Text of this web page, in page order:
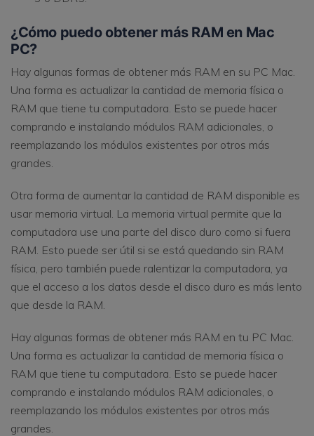
¿Cómo puedo obtener más RAM en Mac
PC?
Hay algunas formas de obtener más RAM en su PC Mac.
Una forma es actualizar la cantidad de memoria física o
RAM que tiene tu computadora. Esto se puede hacer
comprando e instalando módulos RAM adicionales, o
reemplazando los módulos existentes por otros más
grandes.
Otra forma de aumentar la cantidad de RAM disponible es
usar memoria virtual. La memoria virtual permite que la
computadora use una parte del disco duro como si fuera
RAM. Esto puede ser útil si se está quedando sin RAM
física, pero también puede ralentizar la computadora, ya
que el acceso a los datos desde el disco duro es más lento
que desde la RAM.
Hay algunas formas de obtener más RAM en tu PC Mac.
Una forma es actualizar la cantidad de memoria física o
RAM que tiene tu computadora. Esto se puede hacer
comprando e instalando módulos RAM adicionales, o
reemplazando los módulos existentes por otros más
grandes.